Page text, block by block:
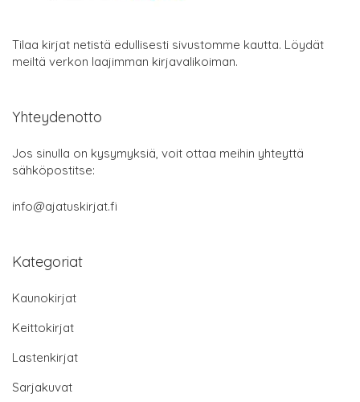
Tilaa kirjat netistä edullisesti sivustomme kautta. Löydät
meiltä verkon laajimman kirjavalikoiman.
Yhteydenotto
Jos sinulla on kysymyksiä, voit ottaa meihin yhteyttä
sähköpostitse:
info@ajatuskirjat.fi
Kategoriat
Kaunokirjat
Keittokirjat
Lastenkirjat
Sarjakuvat